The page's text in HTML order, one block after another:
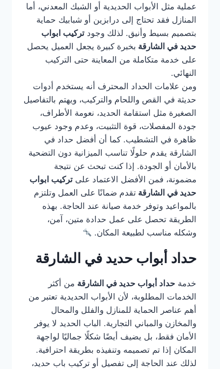
عملية مثل الأبواب الحديدية أو الشبك المعدني، أما
المنازل فقد تحتاج إلى درابزين أو شبابيك حماية
بتصميم بسيط وأنيق. لذلك وجود تركيب ابواب
حديد في الشارقة بخبرة كبيرة يجعل العميل يحصل
على خدمة متكاملة من المعاينة حتى التركيب
النهائي.
ومن علامات الحداد المحترف أنه يستخدم أدوات
حديثة في القص واللحام والتركيب، ويهتم بالتفاصيل
الصغيرة مثل استقامة الحديد، نعومة الأطراف،
جودة المفصلات، قوة التثبيت، وعدم وجود عيوب
ظاهرة في التشطيب. كما أن أفضل حداد في
الشارقة يقدم حلولًا تناسب الميزانية دون التضحية
بالأمان أو الجودة. إذا كنت تبحث عن نتيجة
مضمونة، فمن الأفضل الاعتماد على تركيب ابواب
حديد في الشارقة تقدم ضمانًا على العمل وتلتزم
بالمواعيد وتوفر خدمة صيانة عند الحاجة. بهذه
الطريقة تحصل على عمل حدادة متين، آمن،
وشكله مناسب لطبيعة المكان.
حداد أبواب حديد في الشارقة
خدمة حداد أبواب حديد في الشارقة من أكثر
الخدمات المطلوبة، لأن الأبواب الحديدية تعتبر من
أهم عناصر الحماية للمنازل والفلل والمحال
والمخازن والمباني التجارية. الباب الحديد لا يوفر
الأمان فقط، بل يضيف أيضًا شكلًا جماليًا لواجهة
المكان إذا تم تصميمه وتنفيذه بطريقة احترافية.
لذلك عند الحاجة إلى تفصيل أو تركيب باب حديد،